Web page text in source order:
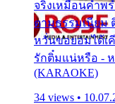
จริงเหมือนคำพ
ตามธรรมเนียม
หวั่นขอยอมได้เ
รักติ๋มแน่หรือ -
(KARAOKE)
34 views •